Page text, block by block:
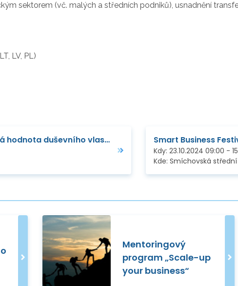
sektorem (vč. malých a středních podniků), usnadnění
LV, PL)
EU-13 Roadshow: Ochrana a strategická hodnota duševního vlastnictví Smart Business
Kdy: 23.10.2024 09:00 -
Kde: Smíchovská střední
Mentoringový
program „Scale-up
your business“